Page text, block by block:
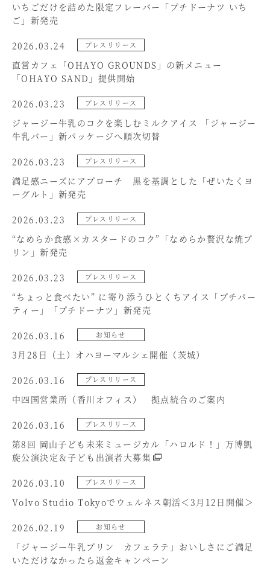
いちごだけを詰めた限定フレーバー「プチドーナツ いち
ご」新発売
2026.03.24 プレスリリース
直営カフェ「OHAYO GROUNDS」の新メニュー
「OHAYO SAND」提供開始
2026.03.23 プレスリリース
ジャージー牛乳のコクを楽しむミルクアイス 「ジャージー
牛乳バー」新パッケージへ順次切替
2026.03.23 プレスリリース
満足感ニーズにアプローチ 黒を基調とした「ぜいたくヨ
ーグルト」新発売
2026.03.23 プレスリリース
“なめらか食感×カスタードのコク”「なめらか贅沢な焼プ
リン」新発売
2026.03.23 プレスリリース
“ちょっと食べたい” に寄り添うひとくちアイス「プチパー
ティー」「プチドーナツ」新発売
2026.03.16 お知らせ
3月28日（土）オハヨーマルシェ開催（茨城）
2026.03.16 プレスリリース
中四国営業所（香川オフィス） 拠点統合のご案内
2026.03.16 プレスリリース
第8回 岡山子ども未来ミュージカル「ハロルド！」万博凱
旋公演決定＆子ども出演者大募集
2026.03.10 プレスリリース
Volvo Studio Tokyoでウェルネス朝活＜3月12日開催＞
2026.02.19 お知らせ
「ジャージー牛乳プリン カフェラテ」おいしさにご満足
いただけなかったら返金キャンペーン